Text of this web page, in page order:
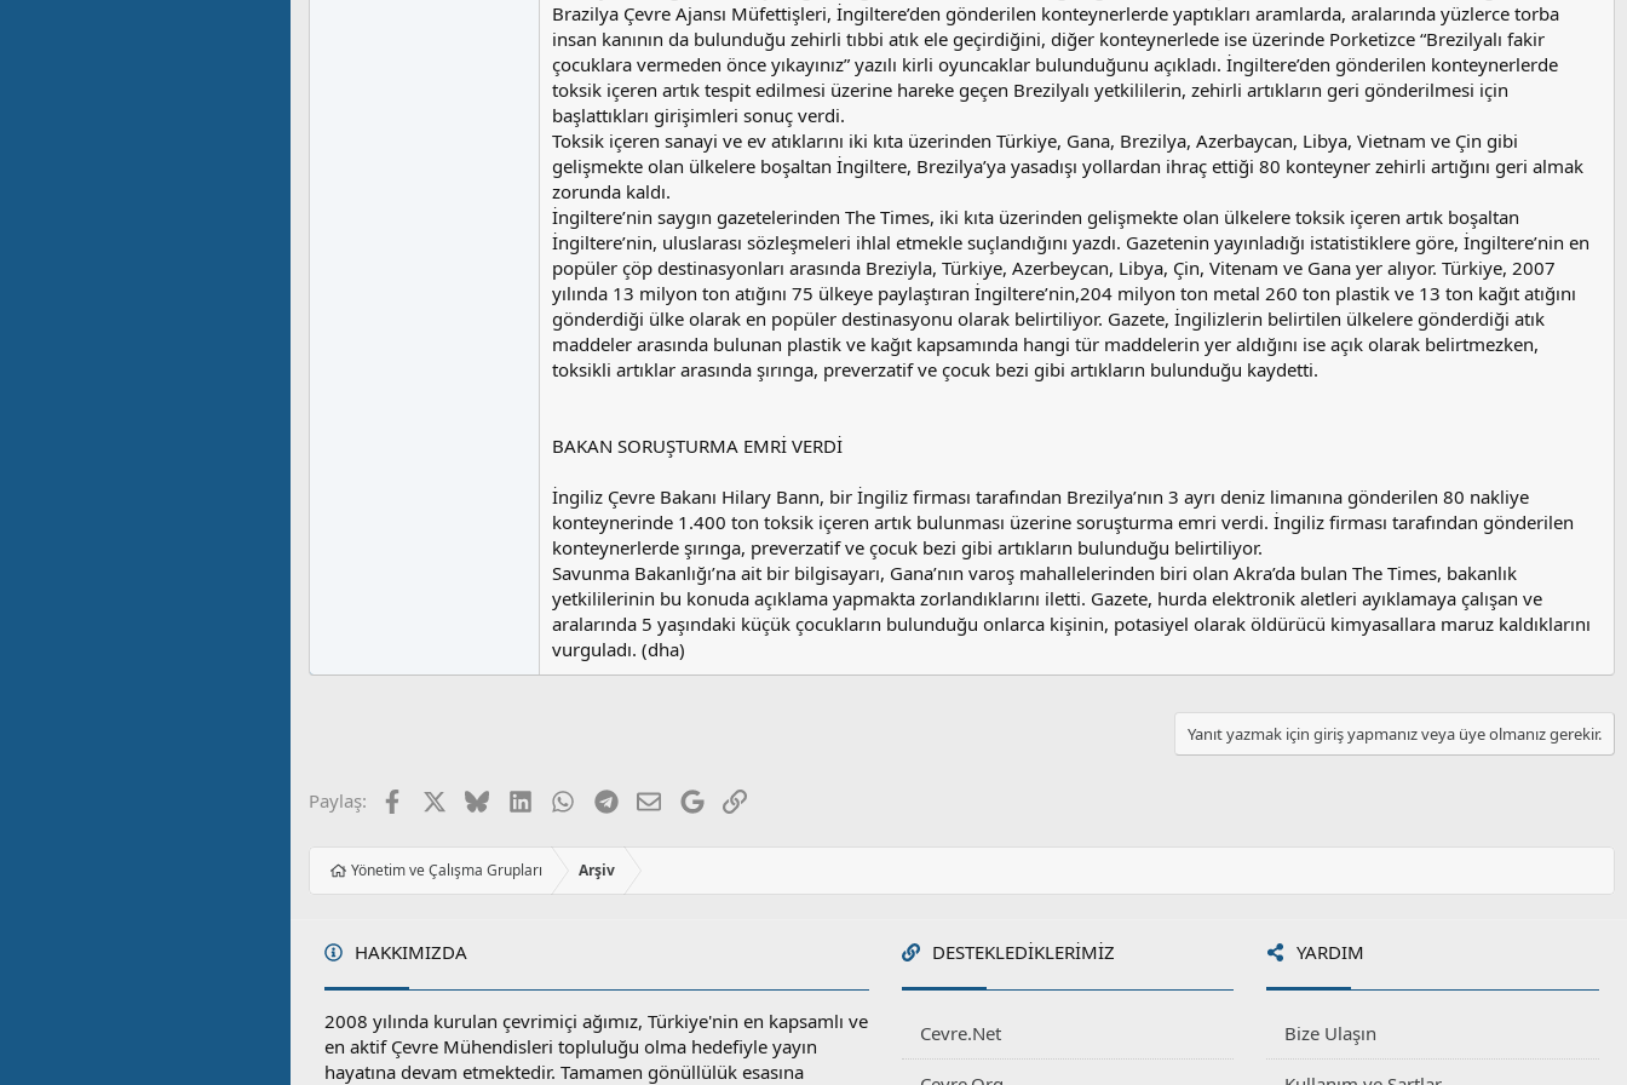
Brazilya Çevre Ajansı Müfettişleri, İngiltere’den gönderilen konteynerlerde yaptıkları aramlarda, aralarında yüzlerce torba
insan kanının da bulunduğu zehirli tıbbi atık ele geçirdiğini, diğer konteynerlede ise üzerinde Porketizce “Brezilyalı fakir
çocuklara vermeden önce yıkayınız” yazılı kirli oyuncaklar bulunduğunu açıkladı. İngiltere’den gönderilen konteynerlerde
toksik içeren artık tespit edilmesi üzerine hareke geçen Brezilyalı yetkililerin, zehirli artıkların geri gönderilmesi için
başlattıkları girişimleri sonuç verdi.
Toksik içeren sanayi ve ev atıklarını iki kıta üzerinden Türkiye, Gana, Brezilya, Azerbaycan, Libya, Vietnam ve Çin gibi
gelişmekte olan ülkelere boşaltan İngiltere, Brezilya’ya yasadışı yollardan ihraç ettiği 80 konteyner zehirli artığını geri almak
zorunda kaldı.
İngiltere’nin saygın gazetelerinden The Times, iki kıta üzerinden gelişmekte olan ülkelere toksik içeren artık boşaltan
İngiltere’nin, uluslarası sözleşmeleri ihlal etmekle suçlandığını yazdı. Gazetenin yayınladığı istatistiklere göre, İngiltere’nin en
popüler çöp destinasyonları arasında Breziyla, Türkiye, Azerbeycan, Libya, Çin, Vitenam ve Gana yer alıyor. Türkiye, 2007
yılında 13 milyon ton atığını 75 ülkeye paylaştıran İngiltere’nin,204 milyon ton metal 260 ton plastik ve 13 ton kağıt atığını
gönderdiği ülke olarak en popüler destinasyonu olarak belirtiliyor. Gazete, İngilizlerin belirtilen ülkelere gönderdiği atık
maddeler arasında bulunan plastik ve kağıt kapsamında hangi tür maddelerin yer aldığını ise açık olarak belirtmezken,
toksikli artıklar arasında şırınga, preverzatif ve çocuk bezi gibi artıkların bulunduğu kaydetti.
BAKAN SORUŞTURMA EMRİ VERDİ
İngiliz Çevre Bakanı Hilary Bann, bir İngiliz firması tarafından Brezilya’nın 3 ayrı deniz limanına gönderilen 80 nakliye
konteynerinde 1.400 ton toksik içeren artık bulunması üzerine soruşturma emri verdi. İngiliz firması tarafından gönderilen
konteynerlerde şırınga, preverzatif ve çocuk bezi gibi artıkların bulunduğu belirtiliyor.
Savunma Bakanlığı’na ait bir bilgisayarı, Gana’nın varoş mahallelerinden biri olan Akra’da bulan The Times, bakanlık
yetkililerinin bu konuda açıklama yapmakta zorlandıklarını iletti. Gazete, hurda elektronik aletleri ayıklamaya çalışan ve
aralarında 5 yaşındaki küçük çocukların bulunduğu onlarca kişinin, potasiyel olarak öldürücü kimyasallara maruz kaldıklarını
vurguladı. (dha)
Yanıt yazmak için giriş yapmanız veya üye olmanız gerekir.
Paylaş: Facebook BlueskyLinkedInWhatsApp
Telegram
E-postaGoogleLink
Yönetim ve Çalışma Grupları Arşiv
HAKKIMIZDA
2008 yılında kurulan çevrimiçi ağımız, Türkiye'nin en kapsamlı ve
en aktif Çevre Mühendisleri topluluğu olma hedefiyle yayın
hayatına devam etmektedir. Tamamen gönüllülük esasına
DESTEKLEDIKLERIMIZ
Cevre.Net
YARDIM
Bize Ulaşın